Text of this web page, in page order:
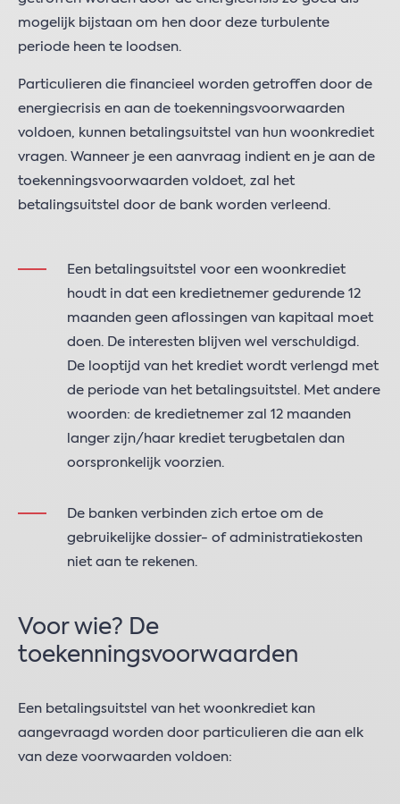
mogelijk bijstaan om hen door deze turbulente
periode heen te loodsen.
Particulieren die financieel worden getroffen door de
energiecrisis en aan de toekenningsvoorwaarden
voldoen, kunnen betalingsuitstel van hun woonkrediet
vragen. Wanneer je een aanvraag indient en je aan de
toekenningsvoorwaarden voldoet, zal het
betalingsuitstel door de bank worden verleend.
Een betalingsuitstel voor een woonkrediet
houdt in dat een kredietnemer gedurende 12
maanden geen aflossingen van kapitaal moet
doen. De interesten blijven wel verschuldigd.
De looptijd van het krediet wordt verlengd met
de periode van het betalingsuitstel. Met andere
woorden: de kredietnemer zal 12 maanden
langer zijn/haar krediet terugbetalen dan
oorspronkelijk voorzien.
De banken verbinden zich ertoe om de
gebruikelijke dossier- of administratiekosten
niet aan te rekenen.
Voor wie? De
toekenningsvoorwaarden
Een betalingsuitstel van het woonkrediet kan
aangevraagd worden door particulieren die aan elk
van deze voorwaarden voldoen: